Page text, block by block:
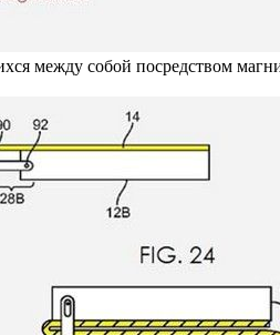
между собой посредством